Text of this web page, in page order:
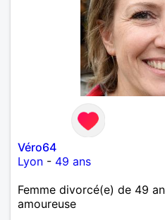
Véro64
Lyon - 49 ans
Femme divorcé(e) de 49
amoureuse